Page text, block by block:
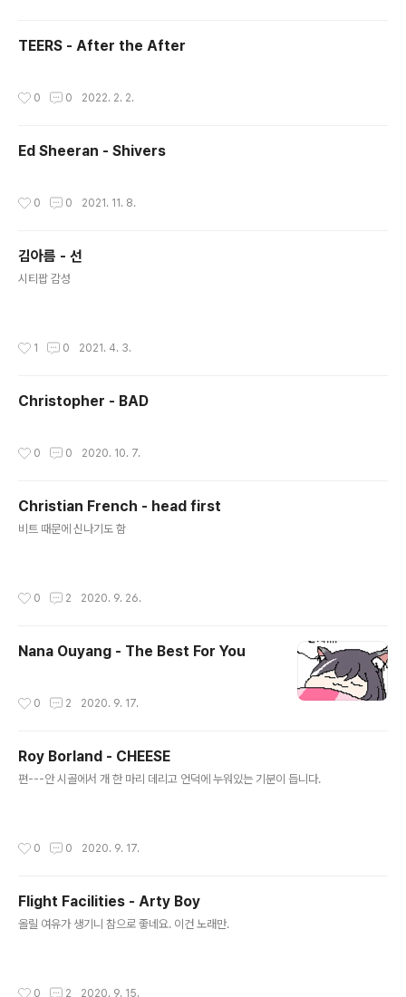
TEERS - After the After
0 0 2022. 2. 2.
Ed Sheeran - Shivers
0 0 2021. 11. 8.
김아름 - 선
시티팝 감성
1 0 2021. 4. 3.
Christopher - BAD
0 0 2020. 10. 7.
Christian French - head first
비트 때문에 신나기도 함
0 2 2020. 9. 26.
Nana Ouyang - The Best For You
0 2 2020. 9. 17.
Roy Borland - CHEESE
편---안 시골에서 개 한 마리 데리고 언덕에 누워있는 기분이 듭니다.
0 0 2020. 9. 17.
Flight Facilities - Arty Boy
올릴 여유가 생기니 참으로 좋네요. 이건 노래만.
0 2 2020. 9. 15.